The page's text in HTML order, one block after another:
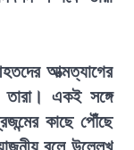
আত্মত্যাগের
একই সঙ্গে
কাছে পৌঁছে